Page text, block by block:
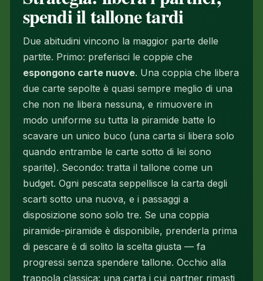
spendi il tallone tardi
Due abitudini vincono la maggior parte delle
partite. Primo: preferisci le coppie che
espongono carte nuove. Una coppia che libera
due carte sepolte è quasi sempre meglio di una
che non ne libera nessuna, e rimuovere in
modo uniforme su tutta la piramide batte lo
scavare un unico buco (una carta si libera solo
quando entrambe le carte sotto di lei sono
sparite). Secondo: tratta il tallone come un
budget. Ogni pescata seppellisce la carta degli
scarti sotto una nuova, e i passaggi a
disposizione sono solo tre. Se una coppia
piramide-piramide è disponibile, prenderla prima
di pescare è di solito la scelta giusta — fa
progressi senza spendere tallone. Occhio alla
trappola classica: una carta i cui partner rimasti